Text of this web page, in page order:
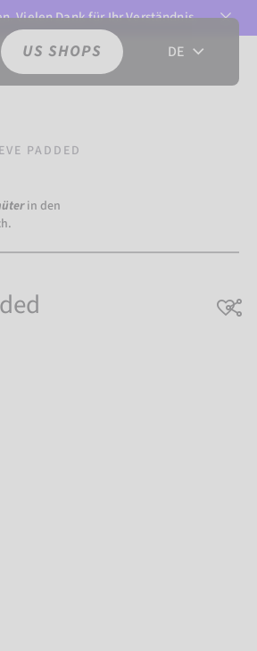
Vielen Dank für Ihr Verständnis.
US SHOPS DE
PADDED
in den